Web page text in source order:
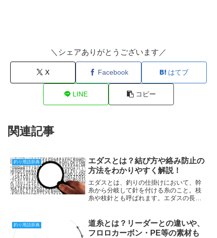
＼シェアありがとうございます／
X Facebook はてブ
LINE コピー
関連記事
釣り用語辞典
エダスとは？結び方や絡み防止の
方法をわかりやすく解説！
エダスとは、釣りの仕掛けにおいて、幹
糸から分岐して針を付ける糸のこと。枝
糸や枝針とも呼ばれます。エダスの長さ
をつけることで、魚を同時に釣ることが
できるというメリットがで...
釣り用語辞典
道糸とは？リーダーとの違いや、
フロロカーボン・PE等の素材も